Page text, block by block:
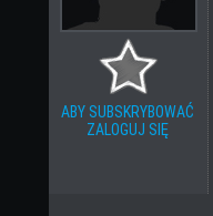
ABY SUBSKRYBOWAĆ
ZALOGUJ SIĘ